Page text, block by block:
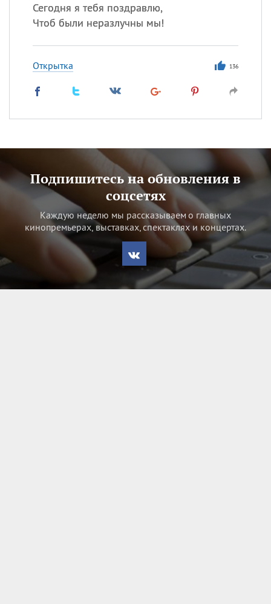
Сегодня я тебя поздравлю,
Чтоб были неразлучны мы!
Открытка 136
Подпишитесь на обновления в
соцсетях
Каждую неделю мы рассказываем о главных
кинопремьерах, выставках, спектаклях и концертах.